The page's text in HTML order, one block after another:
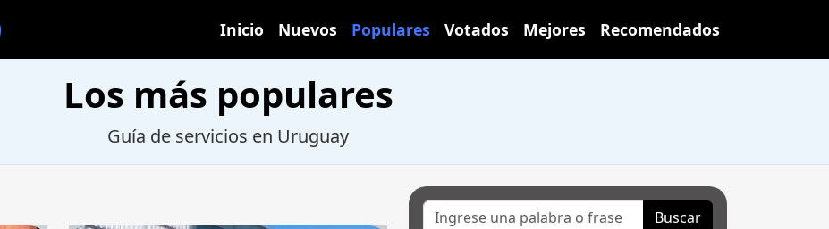
Inicio Nuevos Populares Votados Mejores Recomendados
Los más populares
Guía de servicios en Uruguay
Buscar